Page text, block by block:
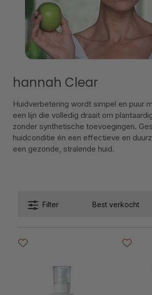
hannah Clear
Huidverbetering wordt simpel en puur
een lijn die volledig draait om
zonder synthetische toevoegingen.
huidconditie én een effectieve en
een gezonde, stralende huid.
Filter